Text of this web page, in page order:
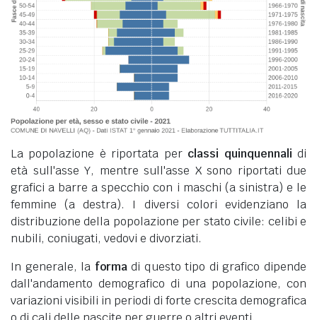
La popolazione è riportata per classi quinquennali di
età sull'asse Y, mentre sull'asse X sono riportati due
grafici a barre a specchio con i maschi (a sinistra) e le
femmine (a destra). I diversi colori evidenziano la
distribuzione della popolazione per stato civile: celibi e
nubili, coniugati, vedovi e divorziati.
In generale, la formadi questo tipo di grafico dipende
dall'andamento demografico di una popolazione, con
variazioni visibili in periodi di forte crescita demografica